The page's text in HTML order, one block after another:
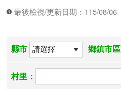
最後檢視/更新日期：115/08/06
縣市 鄉鎮市區
村里：